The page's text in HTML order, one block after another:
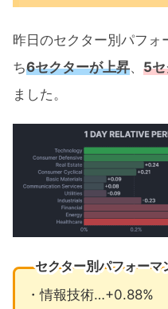
昨日のセクター別パフォ
ち6セクターが上昇、 5セ
ました。
セクター別パフォーマ
・情報技術…+0.88%